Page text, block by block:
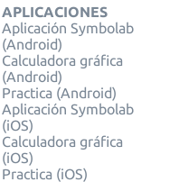
APLICACIONES
Aplicación Symbolab
(Android)
Calculadora gráfica
(Android)
Practica (Android)
Aplicación Symbolab
(iOS)
Calculadora gráfica
(iOS)
Practica (iOS)